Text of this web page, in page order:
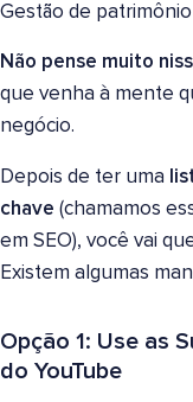
Gestão de patrimônio
Não pense muito
que venha à mente
negócio.
Depois de ter uma
chave (chamamos
em SEO), você vai
Existem algumas
Opção 1: Use as
do YouTube